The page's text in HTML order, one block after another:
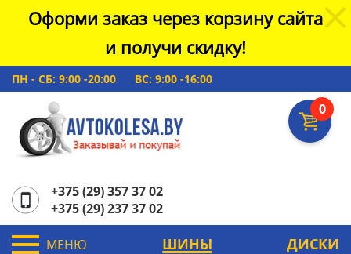
Оформи заказ через корзину сайта
и получи скидку!
ПН - СБ: 9:00 -20:00 ВС: 9:00 -16:00
0
+375 (29) 357 37 02
+375 (29) 237 37 02
МЕНЮ ШИНЫ ДИСКИ